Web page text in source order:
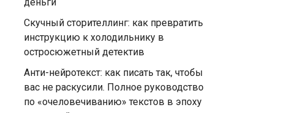
Скучный сторителлинг: как превратить
инструкцию к холодильнику в
остросюжетный детектив
Анти-нейротекст: как писать так, чтобы
вас не раскусили. Полное руководство
по «очеловечиванию» текстов в эпоху